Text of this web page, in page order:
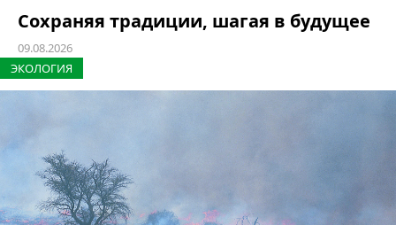
Сохраняя традиции, шагая в будущее
09.08.2026
ЭКОЛОГИЯ